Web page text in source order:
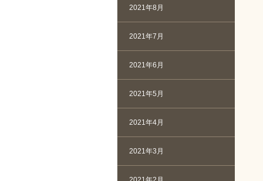
2021年8月
2021年7月
2021年6月
2021年5月
2021年4月
2021年3月